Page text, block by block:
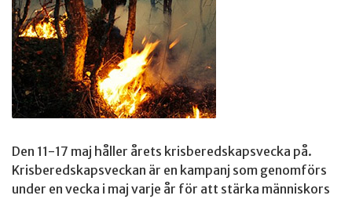
Den 11-17 maj håller årets krisberedskapsvecka på.
Krisberedskapsveckan är en kampanj som genomförs
under en vecka i maj varje år för att stärka människors